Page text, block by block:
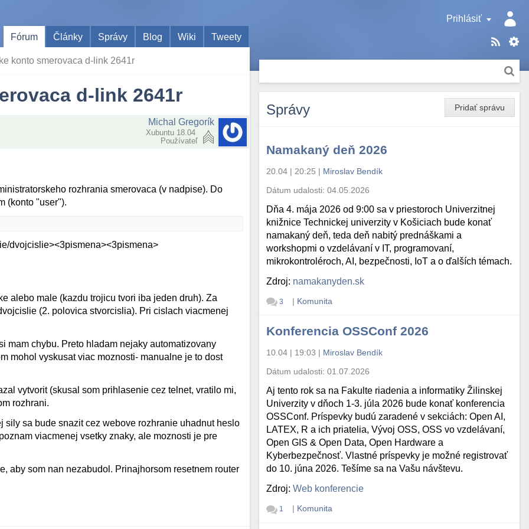
Prihlásiť
Fórum
Články Správy Blog Wiki Tweety
konto smerovaca d-link 2641r
d-link 2641r
Michal Gregorík
Xubuntu 18.04
Používateľ
rozhrania smerovaca (v nadpise). Do
(konto "user").
dvojcislie><3pismena><3pismena>
alebo male (kazdu trojicu tvori iba jeden druh). Za
(2. polovica stvorcislia). Pri cislach viacmenej
mam chybu. Preto hladam nejaky automatizovany
mohol vyskusat viac moznosti- manualne je to dost
vytvorit (skusal som prihlasenie cez telnet, vratilo mi,
rozhrani.
sa bude snazit cez webove rozhranie uhadnut heslo
viacmenej vsetky znaky, ale moznosti je pre
aby som nan nezabudol. Prinajhorsom resetnem router
Pridať správu
Správy
Namakaný deň 2026
20.04 | 20:25 | Miroslav Bendík
Dátum udalosti:04.05.2026
Dňa 4. mája 2026 od 9:00 sa v priestoroch Univerzitnej
knižnice Technickej univerzity v Košiciach bude konať
namakaný deň, teda deň nabitý prednáškami a
workshopmi o vzdelávaní v IT, programovaní,
mikrokontroléroch, AI, bezpečnosti, IoT a o ďalších témach.
Zdroj: namakanyden.sk
3 | Komunita
Konferencia OSSConf 2026
10.04 | 19:03 | Miroslav Bendík
Dátum udalosti:01.07.2026
Aj tento rok sa na Fakulte riadenia a informatiky Žilinskej
Univerzity v dňoch 1-3. júla 2026 bude konať konferencia
OSSConf. Príspevky budú zaradené v sekciách: Open AI,
LATEX, R a ich priatelia, Vývoj OSS, OSS vo vzdelávaní,
Open GIS & Open Data, Open Hardware a
Kyberbezpečnosť. Vlastné príspevky je možné registrovať
do 10. júna 2026. Tešíme sa na Vašu návštevu.
Zdroj:Web konferencie
1 | Komunita